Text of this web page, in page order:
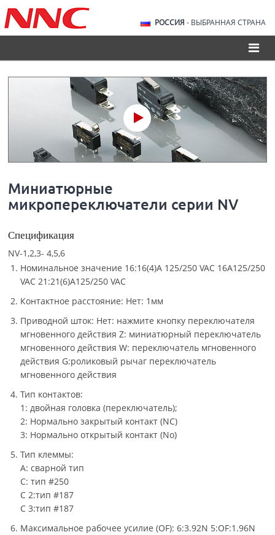
РОССИЯ - ВЫБРАННАЯ СТРАНА
Миниатюрные
микропереключатели серии NV
Спецификация
NV-1,2,3- 4,5,6
Номинальное значение 16:16(4)A 125/250 VAC 16A125/250
VAC 21:21(6)A125/250 VAC
Контактное расстояние: Нет: 1мм
Приводной шток: Нет: нажмите кнопку переключателя
мгновенного действия Z: миниатюрный переключатель
мгновенного действия W: переключатель мгновенного
действия G:роликовый рычаг переключатель
мгновенного действия
Тип контактов:
1: двойная головка (переключатель);
2: Нормально закрытый контакт (NC)
3: Нормально открытый контакт (No)
Тип клеммы:
A: сварной тип
C: тип #250
C 2:тип #187
C 3:тип #187
Максимальное рабочее усилие (OF): 6:3.92N 5:OF:1.96N